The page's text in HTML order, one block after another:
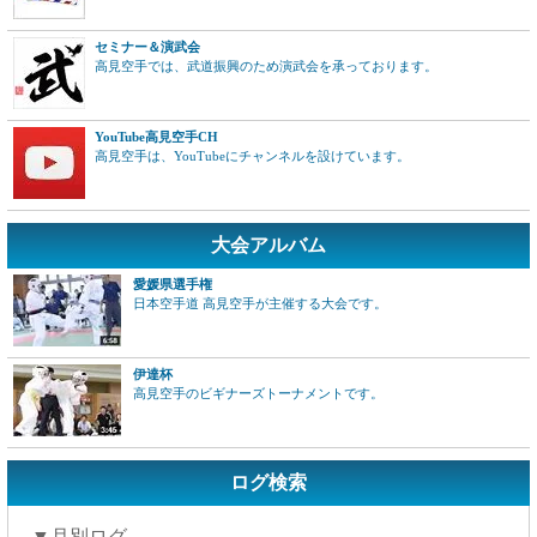
セミナー＆演武会
高見空手では、武道振興のため演武会を承っております。
YouTube高見空手CH
高見空手は、YouTubeにチャンネルを設けています。
大会アルバム
愛媛県選手権
日本空手道 高見空手が主催する大会です。
伊達杯
高見空手のビギナーズトーナメントです。
ログ検索